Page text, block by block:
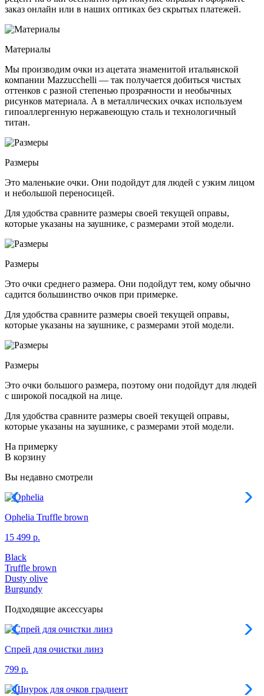
заказ онлайн или в наших оптиках без скрытых платежей.
Материалы
Мы производим очки из ацетата знаменитой итальянской
компании Mazzucchelli — так получается добиться чистых
оттенков с разной степенью прозрачности и необычных
рисунков материала. А в металлических очках используем
гипоаллергенную нержавеющую сталь и технологичный
титан.
Размеры
Это маленькие очки. Они подойдут для людей с узким лицом
и небольшой переносицей.
Для удобства сравните размеры своей текущей оправы,
которые указаны на заушнике, с размерами этой модели.
Размеры
Это очки среднего размера. Они подойдут тем, кому обычно
садится большинство очков при примерке.
Для удобства сравните размеры своей текущей оправы,
которые указаны на заушнике, с размерами этой модели.
Размеры
Это очки большого размера, поэтому они подойдут для людей
с широкой посадкой на лице.
Для удобства сравните размеры своей текущей оправы,
которые указаны на заушнике, с размерами этой модели.
На примерку
В корзину
Вы недавно смотрели
Ophelia Truffle brown
15 499 р.
Black
Truffle brown
Dusty olive
Burgundy
Подходящие аксессуары
Спрей для очистки линз
799 р.